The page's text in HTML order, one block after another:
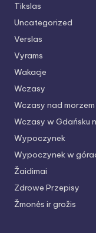
Tikslas
Uncategorized
Verslas
Vyrams
Wakacje
Wczasy
Wczasy nad morzem
Wczasy w Gdańsku
Wypoczynek
Wypoczynek w
Žaidimai
Zdrowe Przepisy
Žmonės ir grožis